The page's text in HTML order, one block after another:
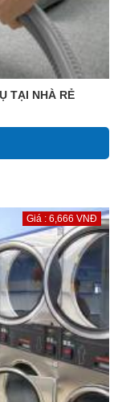
TẠI NHÀ RẺ
Giá : 6,666 VNĐ